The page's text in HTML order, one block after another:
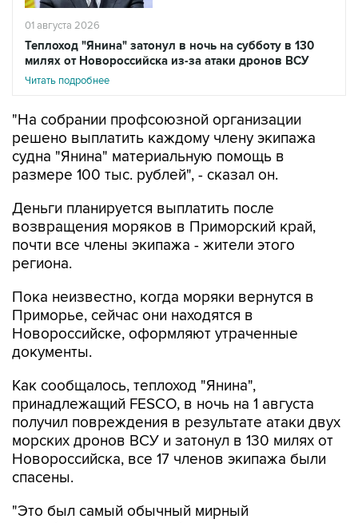
01 августа 2026
Теплоход "Янина" затонул в ночь на субботу в 130
милях от Новороссийска из-за атаки дронов ВСУ
Читать подробнее
"На собрании профсоюзной организации
решено выплатить каждому члену экипажа
судна "Янина" материальную помощь в
размере 100 тыс. рублей", - сказал он.
Деньги планируется выплатить после
возвращения моряков в Приморский край,
почти все члены экипажа - жители этого
региона.
Пока неизвестно, когда моряки вернутся в
Приморье, сейчас они находятся в
Новороссийске, оформляют утраченные
документы.
Как сообщалось, теплоход "Янина",
принадлежащий FESCO, в ночь на 1 августа
получил повреждения в результате атаки двух
морских дронов ВСУ и затонул в 130 милях от
Новороссийска, все 17 членов экипажа были
спасены.
"Это был самый обычный мирный